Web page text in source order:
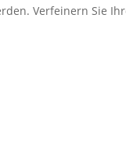
Verfeinern Sie